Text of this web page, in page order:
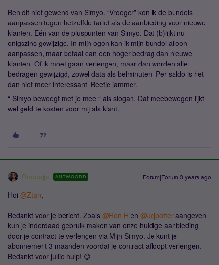
Ben dit niet gewend van Simyo. “Vroeger” kon ik de bundels
aanpassen tegen hetzelfde tarief als de aanbieding voor nieuwe
klanten. Eén van de pluspunten van Simyo. Dat (b)lijkt nu
enigszins gewijzigd. In mijn ogen kan ik mijn bundel alleen
aanpassen, maar betaal dan een hoger bedrag dan nieuwe
klanten. Of ik moet gaan verlengen, maar dan worden alle
bedragen gewijzigd, zowel data als belminuten. Per saldo is het
dan niet meer interessant. Beetje jammer.
“ Simyo beweegt met je mee “ als slogan. Dat meebewegen lijkt
wel geld te kosten voor mij als klant.
Roeqajja ANTWOORD Forum|Forum|3 years ago
Hoi @Ztan,
Bedankt voor je bericht. Zoals @Ron H en @Jcjpotter aangeven
kun je inderdaad gebruik maken van onze huidige aanbieding
door je contract te verlengen via Mijn Simyo. Je kunt je
abonnement 3 maanden voordat je contract afloopt verlengen.
Bedankt voor jullie hulp! 😊